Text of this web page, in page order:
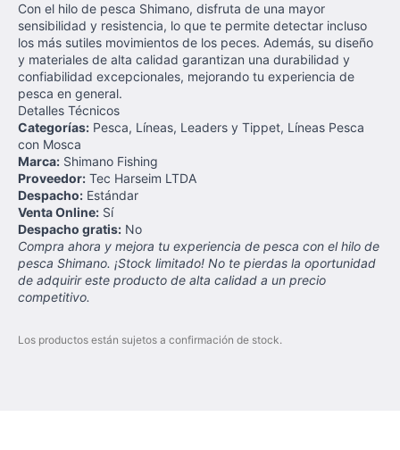
Con el hilo de pesca Shimano, disfruta de una mayor
sensibilidad y resistencia, lo que te permite detectar incluso
los más sutiles movimientos de los peces. Además, su diseño
y materiales de alta calidad garantizan una durabilidad y
confiabilidad excepcionales, mejorando tu experiencia de
pesca en general.
Detalles Técnicos
Categorías: Pesca, Líneas, Leaders y Tippet, Líneas Pesca
con Mosca
Marca: Shimano Fishing
Proveedor: Tec Harseim LTDA
Despacho: Estándar
Venta Online: Sí
Despacho gratis: No
Compra ahora y mejora tu experiencia de pesca con el hilo de
pesca Shimano. ¡Stock limitado! No te pierdas la oportunidad
de adquirir este producto de alta calidad a un precio
competitivo.
Los productos están sujetos a confirmación de stock.